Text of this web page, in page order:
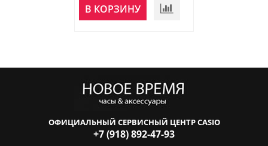
В КОРЗИНУ
ОФИЦИАЛЬНЫЙ СЕРВИСНЫЙ ЦЕНТР CASIO
+7 (918) 892-47-93